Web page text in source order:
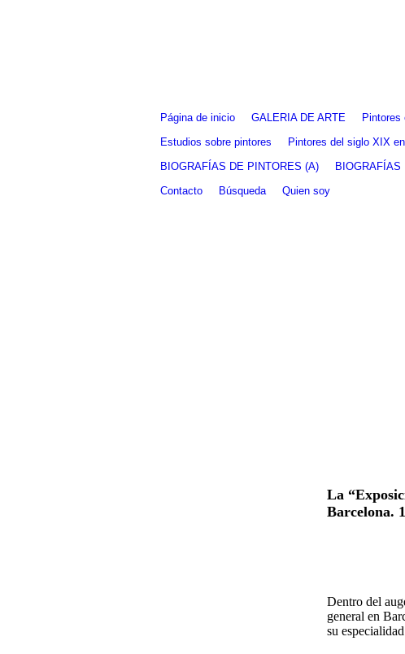
Página de inicio GALERIA DE ARTE Pintores
Estudios sobre pintores
Pintores del siglo XIX
BIOGRAFÍAS DE PINTORES (A)
BIOGRAFÍAS
Contacto
Búsqueda Quien soy
La
Barcelona.
Dentro del
general en
su